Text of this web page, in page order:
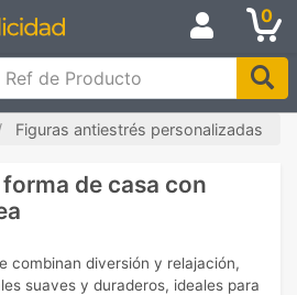
0
de Producto
Figuras antiestrés personalizadas
de casa con
combinan diversión y relajación,
suaves y duraderos, ideales para